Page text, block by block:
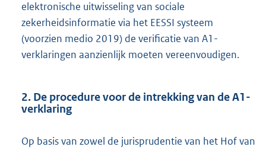
elektronische uitwisseling van sociale
zekerheidsinformatie via het EESSI systeem
(voorzien medio 2019) de verificatie van A1-
verklaringen aanzienlijk moeten vereenvoudigen.
2. De procedure voor de intrekking van de A1-
verklaring
Op basis van zowel de jurisprudentie van het Hof van